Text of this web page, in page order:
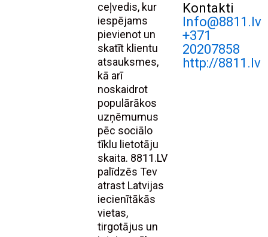
ceļvedis, kur
iespējams
pievienot un
skatīt klientu
atsauksmes,
kā arī
noskaidrot
populārākos
uzņēmumus
pēc sociālo
tīklu lietotāju
skaita. 8811.LV
palīdzēs Tev
atrast Latvijas
iecienītākās
vietas,
tirgotājus un
Kontakti
Info@8811.lv
+371
20207858
http://8811.lv